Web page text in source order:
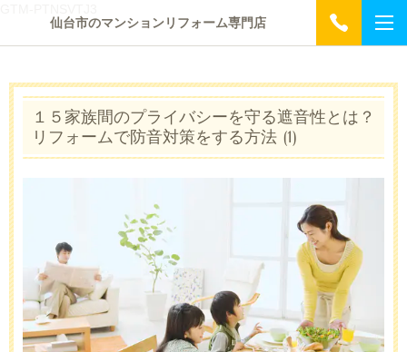
仙台市のマンションリフォーム専門店
１５家族間のプライバシーを守る遮音性とは？
リフォームで防音対策をする方法 (1)